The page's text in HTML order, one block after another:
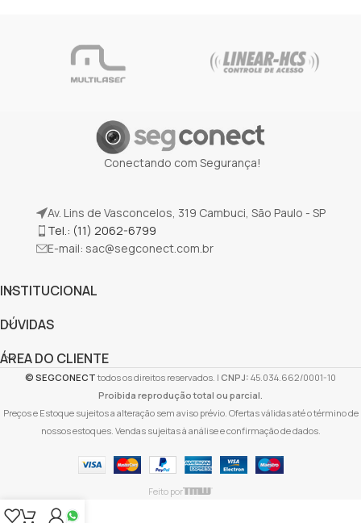
Conectando com Segurança!
Av. Lins de Vasconcelos, 319 Cambuci, São Paulo - SP
Tel.: (11) 2062-6799
E-mail: sac@segconect.com.br
INSTITUCIONAL
DÚVIDAS
ÁREA DO CLIENTE
© SEGCONECTtodos os direitos reservados. | CNPJ: 45.034.662/0001-10
Proibida reprodução total ou parcial.
Preços e Estoque sujeitos a alteração sem aviso prévio. Ofertas válidas até o término de
nossos estoques. Vendas sujeitas à análise e confirmação de dados.
Feito por